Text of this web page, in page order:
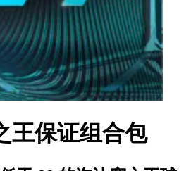
王保证组合包